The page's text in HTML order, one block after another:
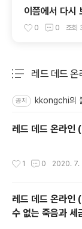
이쯤에서 다시
스퍼스 시즌 예
0 0 조회
레드 데드 온
공지 kkongchi의
레드 데드 온라인
1 0 2020. 7.
레드 데드 온라인
수 없는 죽음과